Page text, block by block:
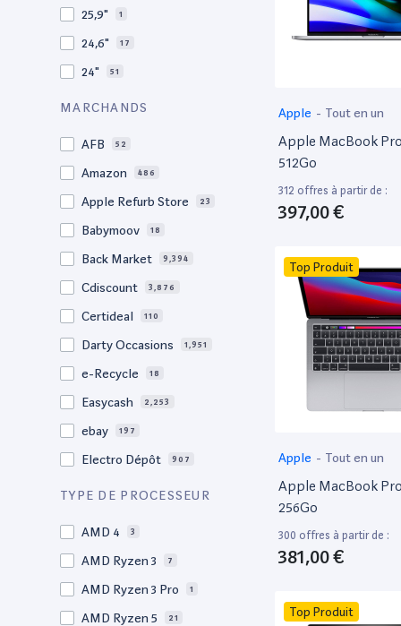
25,9" 1
24,6" 17
24" 51
21,5"
15.5" 1
15,4"
15.4" 68
15.3" 2
15" 207
MARCHANDS
AFB 52
Amazon 486
Apple Refurb Store 23
Babymoov 18
Back Market 9,394
Cdiscount 3,876
Certideal 110
Darty Occasions 1,951
e-Recycle 18
Easycash 2,253
ebay 197
Electro Dépôt 907
Factorefurb
TYPE DE PROCESSEUR
AMD 4 3
AMD Ryzen 3 7
AMD Ryzen 3 Pro 1
AMD Ryzen 5 21
Apple - Tout en un
Apple MacBook Pro
512Go
312 offres à partir de :
397,00 €
Top Produit
Apple - Tout en un
Apple MacBook Pro
256Go
300 offres à partir de :
381,00 €
Top Produit